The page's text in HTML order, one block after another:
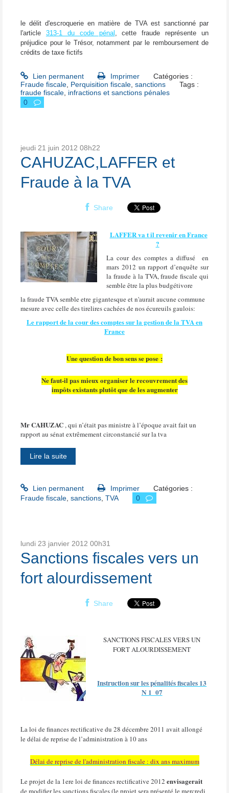
le délit d'escroquerie en matière de TVA est sanctionné par
l'article 313-1 du code pénal
, cette fraude représente un
préjudice pour le Trésor, notamment par le remboursement de
crédits de taxe fictifs
Lien permanent Imprimer
Catégories :
Fraude fiscale, Perquisition fiscale, sanctions
Tags :
fraude fiscale, infractions et sanctions pénales
0
jeudi 21 juin 2012 08h22
CAHUZAC,LAFFER et
Fraude à la TVA
Share
LAFFER va t il revenir en France
?
La cour des comptes a diffusé en
mars 2012 un rapport d’enquête sur
la fraude à la TVA, fraude fiscale qui
semble être la plus budgétivore
la fraude TVA semble etre gigantesque et n'aurait aucune commune
mesure avec celle des tirelires cachées de nos écureuils gaulois:
Le rapport de la cour des comptes sur la gestion de la TVA en
France
Une question de bon sens se pose :
Ne faut-il pas mieux organiser le recouvrement des
impôts existants plutôt que de les augmenter
Mr CAHUZAC, qui n’était pas ministre à l’époque avait fait un
rapport au sénat extrêmement circonstancié sur la tva
Lire la suite
Lien permanent Imprimer
Catégories :
Fraude fiscale, sanctions, TVA 0
lundi 23 janvier 2012 00h31
Sanctions fiscales vers un
fort alourdissement
Share
SANCTIONS FISCALES VERS UN
FORT ALOURDISSEMENT
Instruction sur les pénalités fiscales 13
N 1 07
La loi de finances rectificative du 28 décembre 2011 avait allongé
le délai de reprise de l’administration à 10 ans
Délai de reprise de l'administration fiscale : dix ans maximum
Le projet de la 1ere loi de finances rectificative 2012 envisagerait
de modifier les sanctions fiscales (le projet sera présenté le mercredi